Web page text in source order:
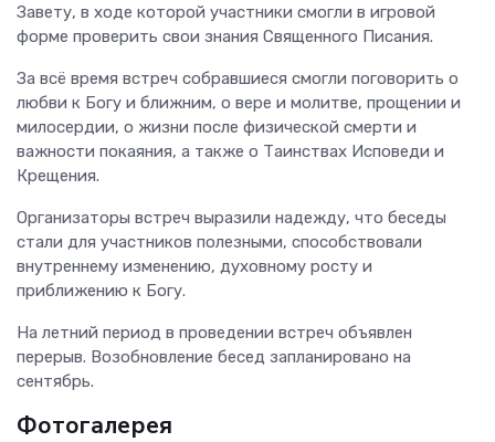
Завету, в ходе которой участники смогли в игровой
форме проверить свои знания Священного Писания.
За всё время встреч собравшиеся смогли поговорить о
любви к Богу и ближним, о вере и молитве, прощении и
милосердии, о жизни после физической смерти и
важности покаяния, а также о Таинствах Исповеди и
Крещения.
Организаторы встреч выразили надежду, что беседы
стали для участников полезными, способствовали
внутреннему изменению, духовному росту и
приближению к Богу.
На летний период в проведении встреч объявлен
перерыв. Возобновление бесед запланировано на
сентябрь.
Фотогалерея